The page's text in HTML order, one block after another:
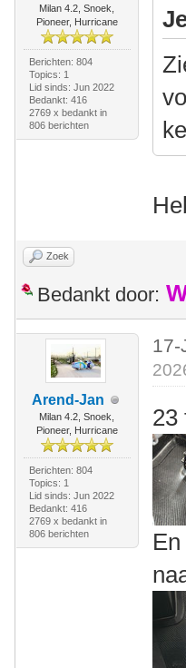
Milan 4.2, Snoek,
Pioneer, Hurricane
Berichten: 804
Topics: 1
Lid sinds: Jun 2022
Bedankt: 416
2769 x bedankt in
806 berichten
Zoek
Bedankt door:
Arend-Jan
Milan 4.2, Snoek,
Pioneer, Hurricane
Berichten: 804
Topics: 1
Lid sinds: Jun 2022
Bedankt: 416
2769 x bedankt in
806 berichten
17-
23